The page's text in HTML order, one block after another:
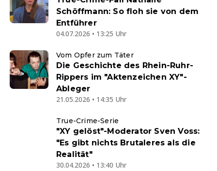
Schöffmann: So floh sie von dem
Entführer
04.07.2026 • 13:25 Uhr
Vom Opfer zum Täter
Die Geschichte des Rhein-Ruhr-
Rippers im "Aktenzeichen XY"-
Ableger
21.05.2026 • 14:35 Uhr
True-Crime-Serie
"XY gelöst"-Moderator Sven Voss:
"Es gibt nichts Brutaleres als die
Realität"
30.04.2026 • 13:40 Uhr